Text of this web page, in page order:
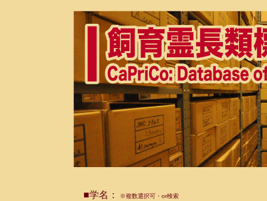
■学名： ※複数選択可・or検索